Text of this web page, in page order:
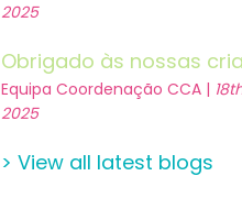
2025
Obrigado às nossas
Equipa Coordenação CCA |
2025
> View all latest blogs